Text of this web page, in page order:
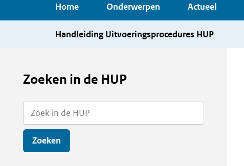
gaan
Home Onderwerpen Actueel
Handleiding Uitvoeringsprocedures HUP
Zoeken in de HUP